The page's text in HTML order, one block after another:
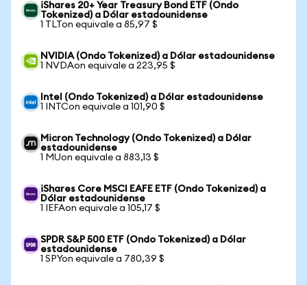
iShares 20+ Year Treasury Bond ETF (Ondo
Tokenized) a Dólar estadounidense
1 TLTon equivale a 85,97 $
NVIDIA (Ondo Tokenized) a Dólar estadounidense
1 NVDAon equivale a 223,95 $
Intel (Ondo Tokenized) a Dólar estadounidense
1 INTCon equivale a 101,90 $
Micron Technology (Ondo Tokenized) a Dólar
estadounidense
1 MUon equivale a 883,13 $
iShares Core MSCI EAFE ETF (Ondo Tokenized) a
Dólar estadounidense
1 IEFAon equivale a 105,17 $
SPDR S&P 500 ETF (Ondo Tokenized) a Dólar
estadounidense
1 SPYon equivale a 780,39 $